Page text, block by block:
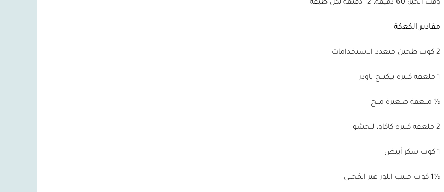
وقت الخبز: 60 دقيقة، 12 دقيقة لكل طبقة
مقادير الكعكة
2 كوب طحين متعدد الاستخدامات
1 ملعقة كبيرة بيكينج باودر
½ ملعقة صغيرة ملح
2 ملعقة كبيرة كاكاو، للحشو
1 كوب سكر أبيض
½1 كوب حليب اللوز غير المُحلى